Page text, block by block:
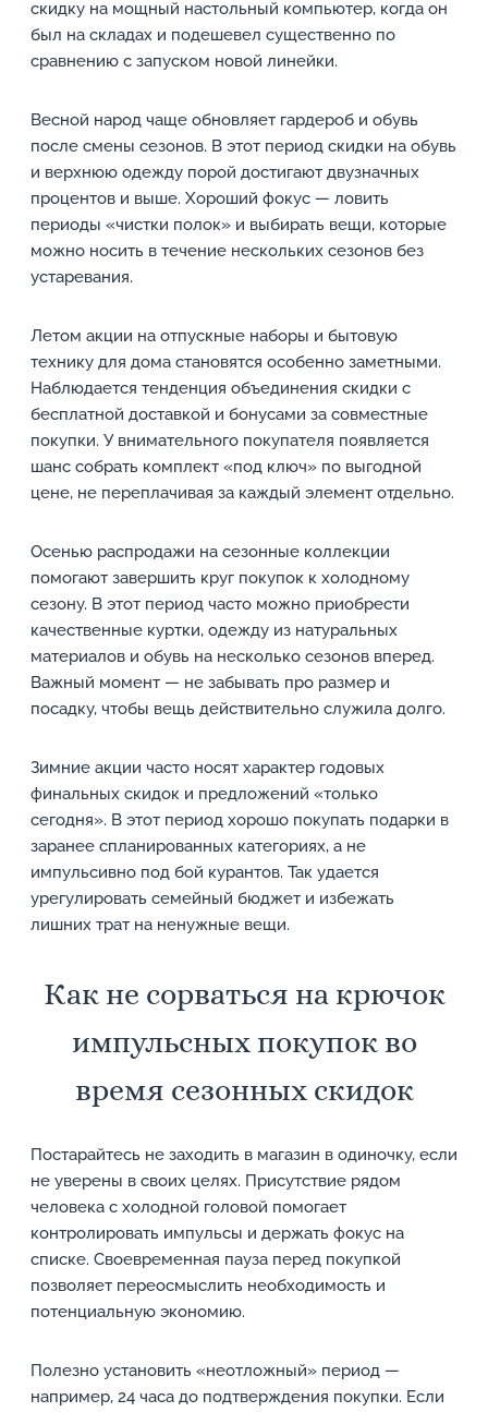
скидку на мощный настольный компьютер, когда он
был на складах и подешевел существенно по
сравнению с запуском новой линейки.
Весной народ чаще обновляет гардероб и обувь
после смены сезонов. В этот период скидки на обувь
и верхнюю одежду порой достигают двузначных
процентов и выше. Хороший фокус — ловить
периоды «чистки полок» и выбирать вещи, которые
можно носить в течение нескольких сезонов без
устаревания.
Летом акции на отпускные наборы и бытовую
технику для дома становятся особенно заметными.
Наблюдается тенденция объединения скидки с
бесплатной доставкой и бонусами за совместные
покупки. У внимательного покупателя появляется
шанс собрать комплект «под ключ» по выгодной
цене, не переплачивая за каждый элемент отдельно.
Осенью распродажи на сезонные коллекции
помогают завершить круг покупок к холодному
сезону. В этот период часто можно приобрести
качественные куртки, одежду из натуральных
материалов и обувь на несколько сезонов вперед.
Важный момент — не забывать про размер и
посадку, чтобы вещь действительно служила долго.
Зимние акции часто носят характер годовых
финальных скидок и предложений «только
сегодня». В этот период хорошо покупать подарки в
заранее спланированных категориях, а не
импульсивно под бой курантов. Так удается
урегулировать семейный бюджет и избежать
лишних трат на ненужные вещи.
Как не сорваться на крючок
импульсных покупок во
время сезонных скидок
Постарайтесь не заходить в магазин в одиночку, если
не уверены в своих целях. Присутствие рядом
человека с холодной головой помогает
контролировать импульсы и держать фокус на
списке. Своевременная пауза перед покупкой
позволяет переосмыслить необходимость и
потенциальную экономию.
Полезно установить «неотложный» период —
например, 24 часа до подтверждения покупки. Если